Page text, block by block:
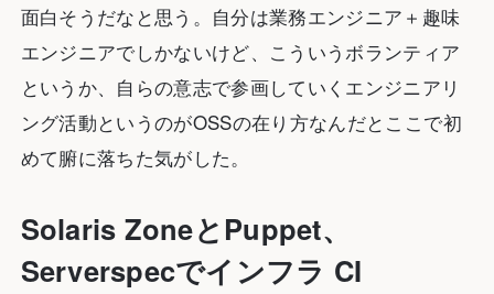
面白そうだなと思う。自分は業務エンジニア＋趣味
エンジニアでしかないけど、こういうボランティア
というか、自らの意志で参画していくエンジニアリ
ング活動というのがOSSの在り方なんだとここで初
めて腑に落ちた気がした。
Solaris ZoneとPuppet、
Serverspecでインフラ CI